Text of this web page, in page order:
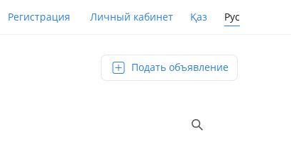
Регистрация Личный кабинет Қаз Рус
Подать объявление